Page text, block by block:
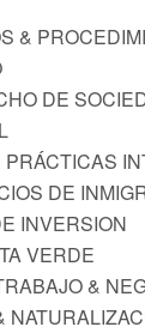
&
DE
DE
INVERSION
VERDE
&